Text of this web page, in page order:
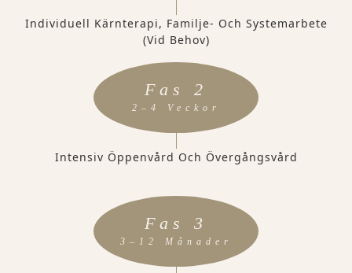
Individuell Kärnterapi, Familje- Och Systemarbete
(vid Behov)
Fas 2
2–4 Veckor
Intensiv Öppenvård Och Övergångsvård
Fas 3
3–12 Månader